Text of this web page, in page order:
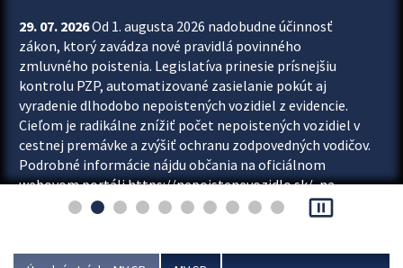
29. 07. 2026Od 1. augusta 2026 nadobudne účinnosť
zákon, ktorý zavádza nové pravidlá povinného
zmluvného poistenia. Legislatíva prinesie prísnejšiu
kontrolu PZP, automatizované zasielanie pokút aj
vyradenie dlhodobo nepoistených vozidiel z evidencie.
Cieľom je radikálne znížiť počet nepoistených vozidiel v
cestnej premávke a zvýšiť ochranu zodpovedných vodičov.
Podrobné informácie nájdu občania na oficiálnom
webovom portáli https://nepoistenevozidlo.sk/, na
ktorom od augusta pribudne aj možnosť overiť si...
pause_presentation